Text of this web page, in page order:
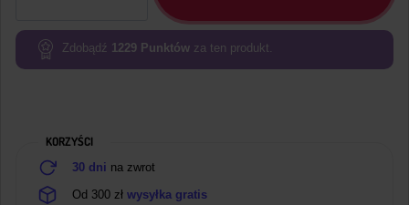
B1205S-
3WR3
Zdobądź 1229 Punktów za ten produkt.
KORZYŚCI
30 dni na zwrot
Od 300 zł wysyłka gratis